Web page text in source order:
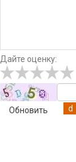
Дайте оценку:
Обновить